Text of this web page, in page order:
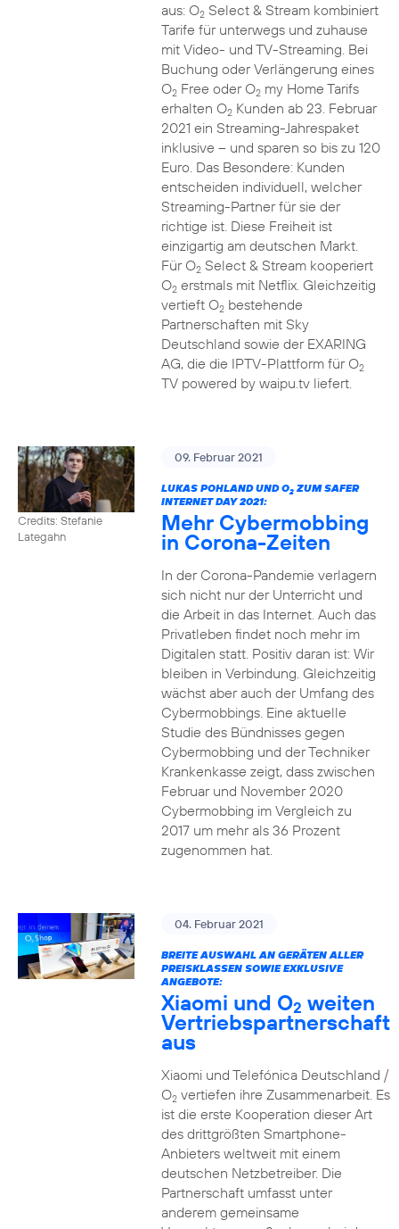
aus: O2Select & Stream kombiniert
Tarife für unterwegs und zuhause
mit Video- und TV-Streaming. Bei
Buchung oder Verlängerung eines
O2Free oder O2my Home Tarifs
erhalten O2Kunden ab 23. Februar
2021 ein Streaming-Jahrespaket
inklusive – und sparen so bis zu 120
Euro. Das Besondere: Kunden
entscheiden individuell, welcher
Streaming-Partner für sie der
richtige ist. Diese Freiheit ist
einzigartig am deutschen Markt.
Für O2Select & Stream kooperiert
O2erstmals mit Netflix. Gleichzeitig
vertieft O2bestehende
Partnerschaften mit Sky
Deutschland sowie der EXARING
AG, die die IPTV-Plattform für O2
TV powered by waipu.tv liefert.
Credits: Stefanie
Lategahn
09. Februar 2021
LUKAS POHLAND UND O2ZUM SAFER
INTERNET DAY 2021:
Mehr Cybermobbing
in Corona-Zeiten
In der Corona-Pandemie verlagern
sich nicht nur der Unterricht und
die Arbeit in das Internet. Auch das
Privatleben findet noch mehr im
Digitalen statt. Positiv daran ist: Wir
bleiben in Verbindung. Gleichzeitig
wächst aber auch der Umfang des
Cybermobbings. Eine aktuelle
Studie des Bündnisses gegen
Cybermobbing und der Techniker
Krankenkasse zeigt, dass zwischen
Februar und November 2020
Cybermobbing im Vergleich zu
2017 um mehr als 36 Prozent
zugenommen hat.
04. Februar 2021
BREITE AUSWAHL AN GERÄTEN ALLER
PREISKLASSEN SOWIE EXKLUSIVE
ANGEBOTE:
Xiaomi und O2 weiten
Vertriebspartnerschaft
aus
Xiaomi und Telefónica Deutschland /
O2vertiefen ihre Zusammenarbeit. Es
ist die erste Kooperation dieser Art
des drittgrößten Smartphone-
Anbieters weltweit mit einem
deutschen Netzbetreiber. Die
Partnerschaft umfasst unter
anderem gemeinsame